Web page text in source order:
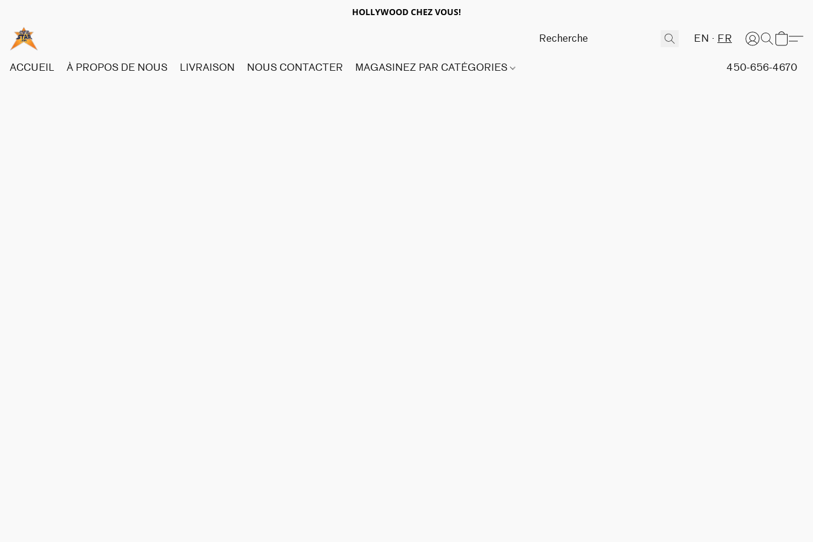
HOLLYWOOD CHEZ VOUS!
EN FR
ACCUEIL À PROPOS DE NOUS LIVRAISON NOUS CONTACTER MAGASINEZ PAR CATÉGORIES 450-656-4670